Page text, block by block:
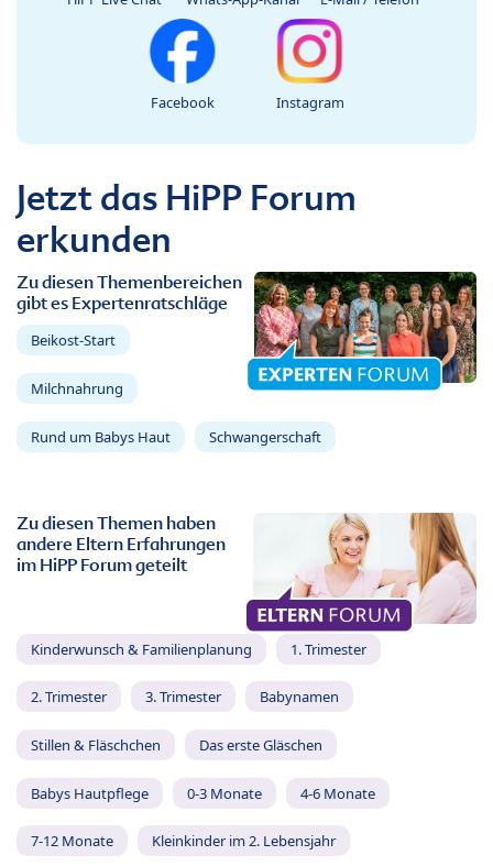
Facebook Instagram
Jetzt das HiPP Forum
erkunden
Zu diesen Themenbereichen
gibt es Expertenratschläge
Beikost-Start
Milchnahrung
Rund um Babys Haut Schwangerschaft
Zu diesen Themen haben
andere Eltern Erfahrungen
im HiPP Forum geteilt
Kinderwunsch & Familienplanung 1. Trimester
2. Trimester 3. Trimester Babynamen
Stillen & Fläschchen Das erste Gläschen
Babys Hautpflege 0-3 Monate 4-6 Monate
7-12 Monate Kleinkinder im 2. Lebensjahr